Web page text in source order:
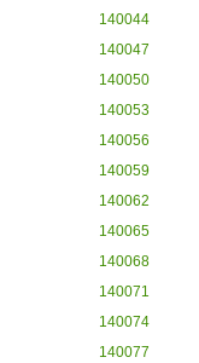
140044
140047
140050
140053
140056
140059
140062
140065
140068
140071
140074
140077